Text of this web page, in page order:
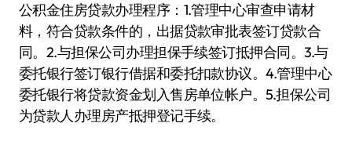
公积金住房贷款办理程序：1.管理中心审查申请材
料，符合贷款条件的，出据贷款审批表签订贷款合
同。2.与担保公司办理担保手续签订抵押合同。3.与
委托银行签订银行借据和委托扣款协议。4.管理中心
委托银行将贷款资金划入售房单位帐户。5.担保公司
为贷款人办理房产抵押登记手续。